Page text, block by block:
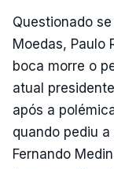
Questionado
Moedas, Paulo
boca morre o
atual
após a
quando pediu
Fernando